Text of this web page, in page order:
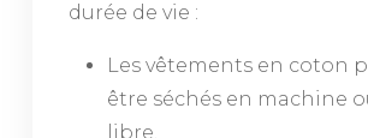
durée de vie :
Les vêtements en coton
être séchés en machine
libre.